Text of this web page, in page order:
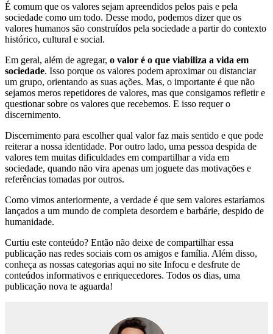
É comum que os valores sejam apreendidos pelos pais e pela
sociedade como um todo. Desse modo, podemos dizer que os
valores humanos são construídos pela sociedade a partir do contexto
histórico, cultural e social.
Em geral, além de agregar, o valor é o que viabiliza a vida em
sociedade. Isso porque os valores podem aproximar ou distanciar
um grupo, orientando as suas ações. Mas, o importante é que não
sejamos meros repetidores de valores, mas que consigamos refletir e
questionar sobre os valores que recebemos. E isso requer o
discernimento.
Discernimento para escolher qual valor faz mais sentido e que pode
reiterar a nossa identidade. Por outro lado, uma pessoa despida de
valores tem muitas dificuldades em compartilhar a vida em
sociedade, quando não vira apenas um joguete das motivações e
referências tomadas por outros.
Como vimos anteriormente, a verdade é que sem valores estaríamos
lançados a um mundo de completa desordem e barbárie, despido de
humanidade.
Curtiu este conteúdo? Então não deixe de compartilhar essa
publicação nas redes sociais com os amigos e família. Além disso,
conheça as nossas categorias aqui no site Infocu e desfrute de
conteúdos informativos e enriquecedores. Todos os dias, uma
publicação nova te aguarda!